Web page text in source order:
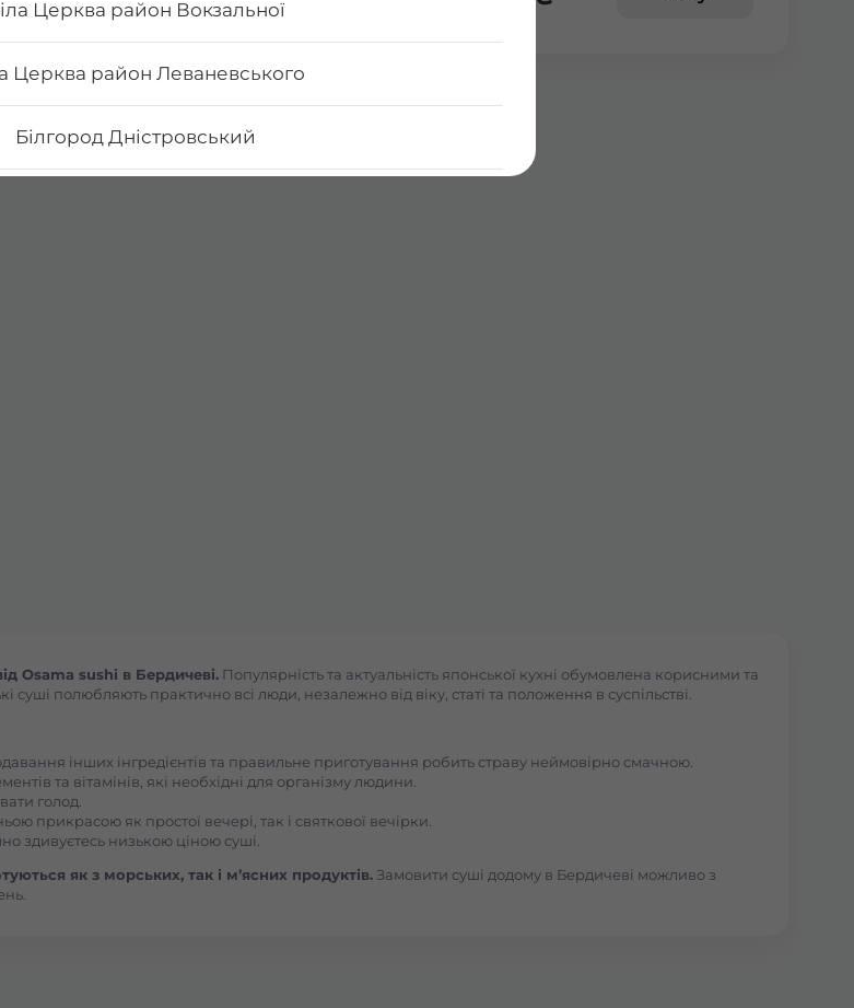
Церква район Вокзальної
Церква район Леваневського
Білгород Дністровський
Васильків Ринок 1Травня
Васильків Центр Соборна
Вишгород
Osama sushi в Бердичеві. Популярність та актуальність японської кухні обумовлена корисними та
суші полюбляють практично всі люди, незалежно від віку, статі та положення в суспільстві.
інших інгредієнтів та правильне приготування робить страву неймовірно смачною.
та вітамінів, які необхідні для організму людини.
голод.
прикрасою як простої вечері, так і святкової вечірки.
здивуєтесь низькою ціною суші.
як з морських, так і м’ясних продуктів. Замовити суші додому в Бердичеві можливо з